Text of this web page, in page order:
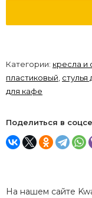
Категории: кресла и
пластиковый, стулья
для кафе
Поделиться в
На нашем сайте